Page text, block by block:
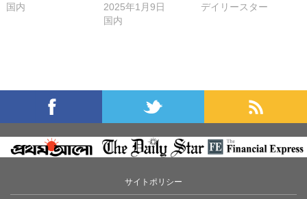
国内
2025年1月9日
国内
デイリースター
サイトポリシー